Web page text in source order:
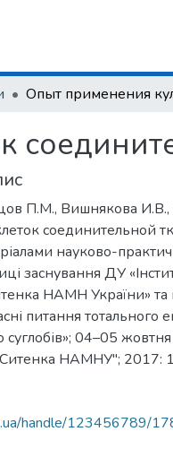
П.М., Вишнякова
соединительной
науково-
заснування ДУ
НАМН України»
питання тотального
суглобів»; 04–05
Ситенка НАМНУ"; 2017:
handle/123456789/